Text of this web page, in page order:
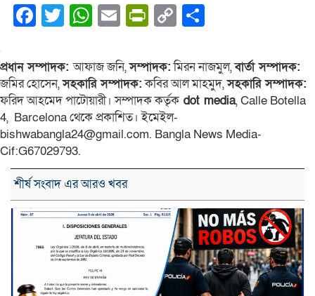
Facebook
Twitter
WhatsApp
EmailPrintFriendly
Copy
প্রধান সম্পাদক:আফাজ জনি,সম্পাদক:মিরন নাজমুল,বার্তা সম্পাদক:
জমির হোসেন,সহকারি সম্পাদক:কবির আল মাহমুদ,সহকারি সম্পাদক:
ফরিদ আহমেদ পাটোয়ারী। সম্পাদক কর্তৃক dot media, Calle Botella
4, Barcelona থেকে প্রকাশিত। ইমেইল-
bishwabangla24@gmail.com. Bangla News Media-
Cif:G67029793.
শীর্ষ সংবাদ এর আরও খবর